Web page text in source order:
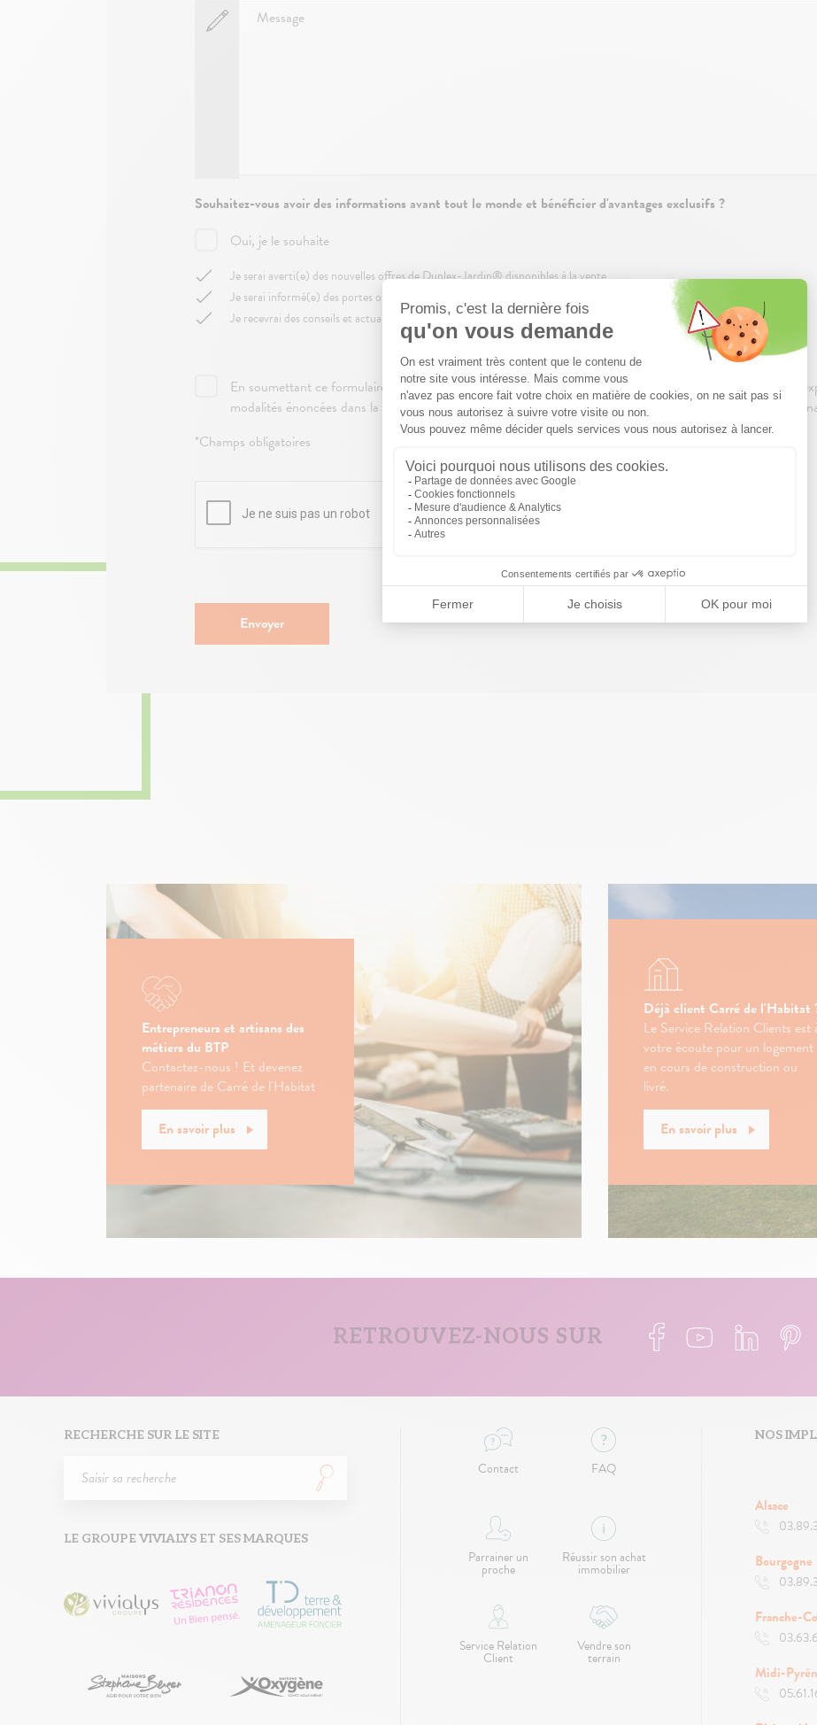
Message
Souhaitez-vous avoir des informations avant tout le monde et bénéficier d'avantages exclusifs ?
Oui, je le souhaite
Je serai averti(e) des nouvelles offres de Duplex-Jardin® disponibles à la vente
Je serai informé(e) des portes ouvertes / soirées Découverte près de chez moi
Je recevrai des conseils et actualités pour concrétiser mon projet immobilier
En soumettant ce formulaire et en cochant la présente case, j’accepte que les informations saisies soient
modalités énoncées dans la
politique de confidentialitédu Groupe Vivialys dont je confirme avoir pris
*Champs obligatoires
Envoyer
Entrepreneurs et artisans des
métiers du BTP
Contactez-nous ! Et devenez
partenaire de Carré de l'Habitat
En savoir plus
Déjà client Carré de l'Habitat
Le Service Relation Clients est
votre écoute pour un logement
en cours de construction ou
livré.
En savoir plus
RETROUVEZ-NOUS SUR
RECHERCHE SUR LE SITE
LE GROUPE VIVIALYS ET SES MARQUES
Contact FAQ
Parrainer un
proche
Réussir son achat
immobilier
Service Relation
Client
Vendre son
terrain
NOS
Alsace
Bourgogne
Franche-
Midi-